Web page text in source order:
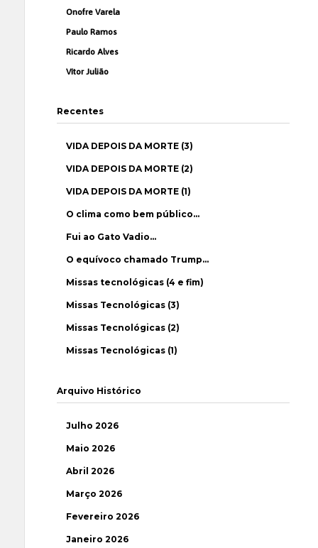
Onofre Varela
Paulo Ramos
Ricardo Alves
Vítor Julião
Recentes
VIDA DEPOIS DA MORTE (3)
VIDA DEPOIS DA MORTE (2)
VIDA DEPOIS DA MORTE (1)
O clima como bem público…
Fui ao Gato Vadio…
O equívoco chamado Trump…
Missas tecnológicas (4 e fim)
Missas Tecnológicas (3)
Missas Tecnológicas (2)
Missas Tecnológicas (1)
Arquivo Histórico
Julho 2026
Maio 2026
Abril 2026
Março 2026
Fevereiro 2026
Janeiro 2026